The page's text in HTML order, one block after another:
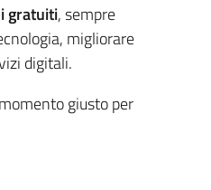
gratuiti, sempre
migliorare
digitali.
giusto per